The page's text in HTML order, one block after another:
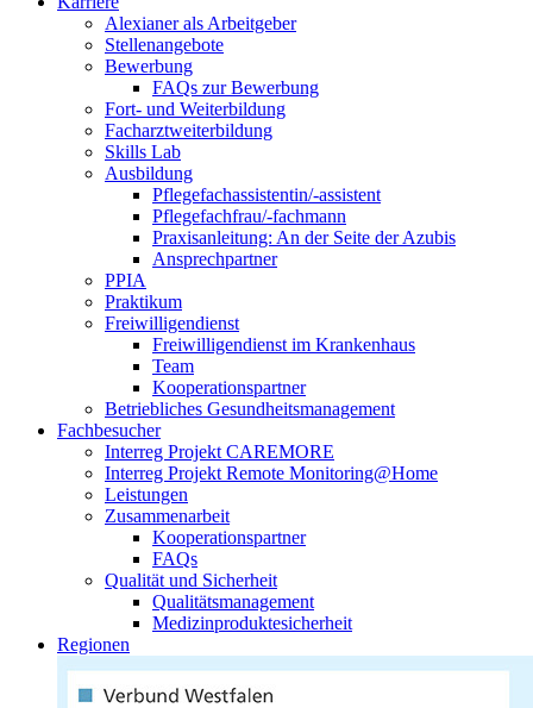
Alexianer als Arbeitgeber
Stellenangebote
Bewerbung
FAQs zur Bewerbung
Fort- und Weiterbildung
Facharztweiterbildung
Skills Lab
Ausbildung
Pflegefachassistentin/-assistent
Pflegefachfrau/-fachmann
Praxisanleitung: An der Seite der Azubis
Ansprechpartner
PPIA
Praktikum
Freiwilligendienst
Freiwilligendienst im Krankenhaus
Team
Kooperationspartner
Betriebliches Gesundheitsmanagement
Fachbesucher
Interreg Projekt CAREMORE
Interreg Projekt Remote Monitoring@Home
Leistungen
Zusammenarbeit
Kooperationspartner
FAQs
Qualität und Sicherheit
Qualitätsmanagement
Medizinproduktesicherheit
Regionen